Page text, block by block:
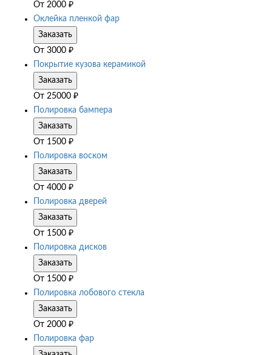
От 2000 ₽
Оклейка пленкой фар
Заказать
От 3000 ₽
Покрытие кузова керамикой
Заказать
От 25000 ₽
Полировка бампера
Заказать
От 1500 ₽
Полировка воском
Заказать
От 4000 ₽
Полировка дверей
Заказать
От 1500 ₽
Полировка дисков
Заказать
От 1500 ₽
Полировка лобового стекла
Заказать
От 2000 ₽
Полировка фар